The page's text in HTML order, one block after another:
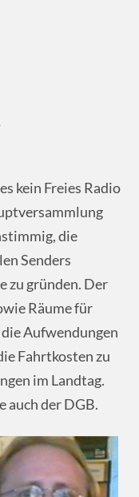
kein Freies Radio
die
Senders
zu gründen. Der
Räume für
Aufwendungen
Fahrtkosten zu
im Landtag.
der DGB.